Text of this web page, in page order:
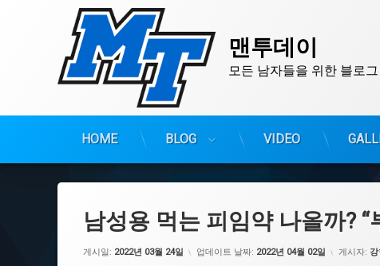
맨투데이
모든 남자들을 위한 블로그
HOME BLOG VIDEO
남성용 먹는 피임약 나올까? “
게시일: 2022년 03월 24일 업데이트 날짜: 2022년 04월 02일 게시자: